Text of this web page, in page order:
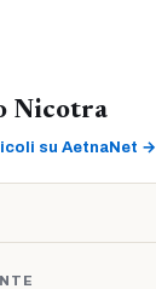
Nicotra
su AetnaNet →